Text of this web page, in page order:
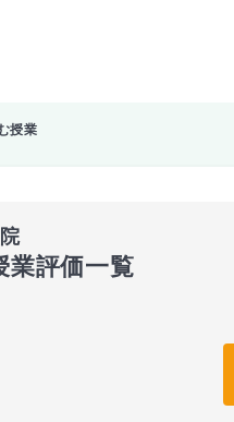
授業
業評価一覧